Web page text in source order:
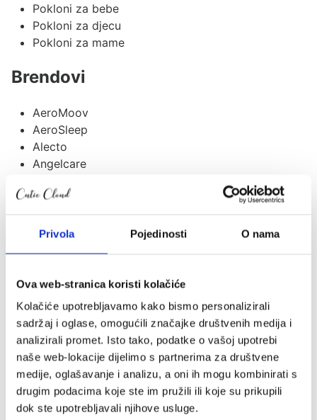
Privola Pojedinosti O nama
Ova web-stranica koristi kolačiće
Kolačiće upotrebljavamo kako bismo personalizirali
sadržaj i oglase, omogućili značajke društvenih medija i
analizirali promet. Isto tako, podatke o vašoj upotrebi
naše web-lokacije dijelimo s partnerima za društvene
medije, oglašavanje i analizu, a oni ih mogu kombinirati s
drugim podacima koje ste im pružili ili koje su prikupili
dok ste upotrebljavali njihove usluge.
Pokloni za bebe
Pokloni za djecu
Pokloni za mame
Brendovi
AeroMoov
AeroSleep
Alecto
Angelcare
b.box
Baby Brezza
Balon
Bambiboo
Baobaby
BeSafe
Bombol
Bugaboo
Carriwell